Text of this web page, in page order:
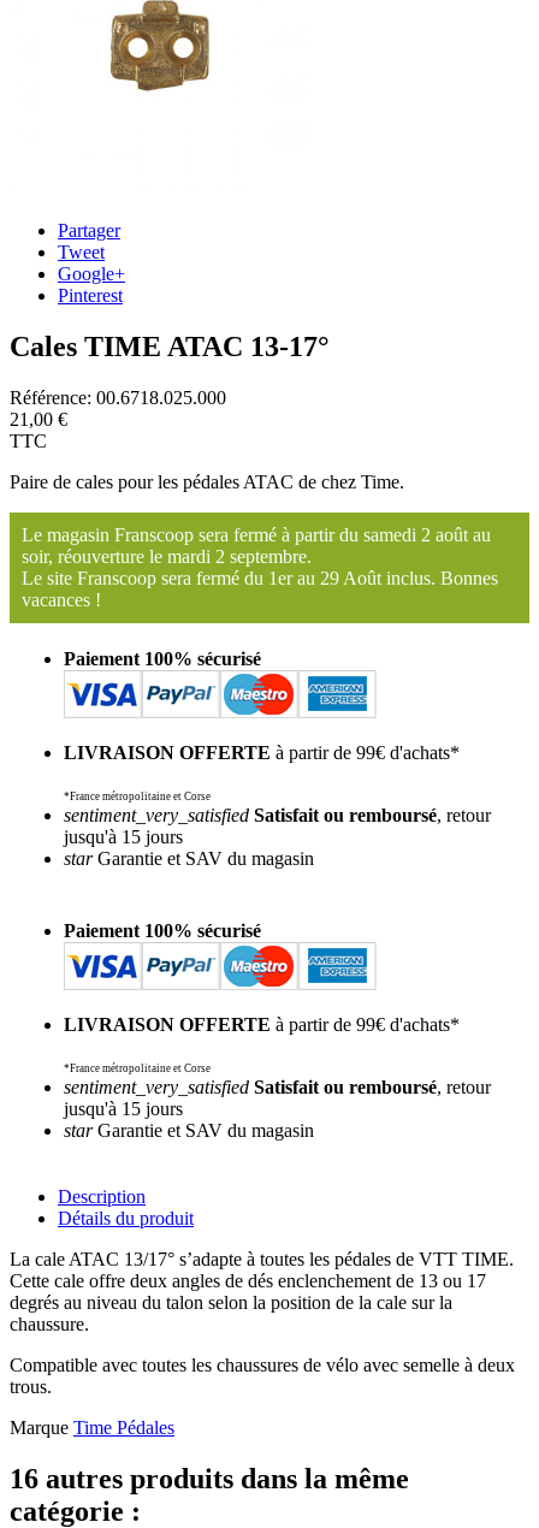
Partager
Tweet
Google+
Pinterest
Cales TIME ATAC 13-17°
Référence: 00.6718.025.000
21,00 €
TTC
Paire de cales pour les pédales ATAC de chez Time.
Le magasin Franscoop sera fermé à partir du samedi 2 août au
soir, réouverture le mardi 2 septembre.
Le site Franscoop sera fermé du 1er au 29 Août inclus. Bonnes
vacances !
Paiement 100% sécurisé
LIVRAISON OFFERTE à partir de 99€ d'achats*
*France métropolitaine et Corse
sentiment_very_satisfied Satisfait ou remboursé, retour
jusqu'à 15 jours
starGarantie et SAV du magasin
Paiement 100% sécurisé
LIVRAISON OFFERTE à partir de 99€ d'achats*
*France métropolitaine et Corse
sentiment_very_satisfied Satisfait ou remboursé, retour
jusqu'à 15 jours
starGarantie et SAV du magasin
Description
Détails du produit
La cale ATAC 13/17° s’adapte à toutes les pédales de VTT TIME.
Cette cale offre deux angles de dés enclenchement de 13 ou 17
degrés au niveau du talon selon la position de la cale sur la
chaussure.
Compatible avec toutes les chaussures de vélo avec semelle à deux
trous.
Marque Time Pédales
16 autres produits dans la même
catégorie :